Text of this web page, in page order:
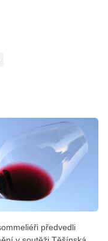
předvedli